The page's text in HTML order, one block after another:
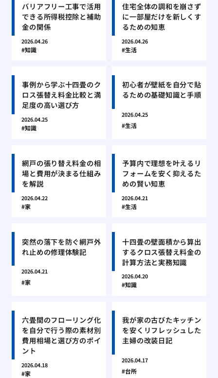
バリアフリー工事で活用
できる所得税控除と補助
金の関係
2026.04.26
知識
住宅全体の調和を崩さず
に一部屋だけを新しくす
るための知恵
2026.04.26
生活
事例から学ぶ十四畳のク
ロス張替え料金比較と満
足度の高い選び方
2026.04.25
知識
初心者が壁紙を自分で貼
るための基礎知識と手順
2026.04.25
生活
網戸の張り替え料金の相
場と費用が決まる仕組み
を解説
2026.04.22
家
予算内で理想を叶えるリ
フォームを安く抑えるた
めの賢い知恵
2026.04.21
生活
突然の落下を防ぐ網戸外
れ止めの修理体験記
2026.04.21
家
十四畳の壁面積から算出
するクロス張替え料金の
計算方法と実務知識
2026.04.20
知識
六畳間のフローリング化
を自分で行う際の素材別
費用相場と選び方のポイ
ント
2026.04.18
家
我が家の古びたキッチン
を安くリフレッシュした
主婦の改装日記
2026.04.17
台所